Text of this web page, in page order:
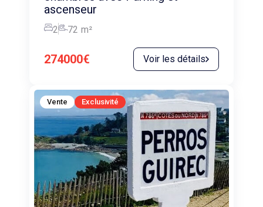
ascenseur
2 72 m²
274000€ Voir les détails
Vente Exclusivité